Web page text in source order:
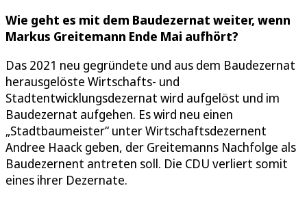
Wie geht es mit dem Baudezernat weiter, wenn
Markus Greitemann Ende Mai aufhört?
Das 2021 neu gegründete und aus dem Baudezernat
herausgelöste Wirtschafts- und
Stadtentwicklungsdezernat wird aufgelöst und im
Baudezernat aufgehen. Es wird neu einen
„Stadtbaumeister“ unter Wirtschaftsdezernent
Andree Haack geben, der Greitemanns Nachfolge als
Baudezernent antreten soll. Die CDU verliert somit
eines ihrer Dezernate.